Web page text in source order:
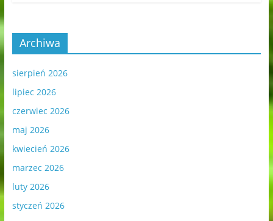
Archiwa
sierpień 2026
lipiec 2026
czerwiec 2026
maj 2026
kwiecień 2026
marzec 2026
luty 2026
styczeń 2026